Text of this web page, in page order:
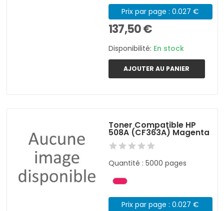
Prix par page : 0.027 €
137,50 €
Disponibilité: En stock
AJOUTER AU PANIER
Toner Compatible HP
508A (CF363A) Magenta
Quantité : 5000 pages
Prix par page : 0.027 €